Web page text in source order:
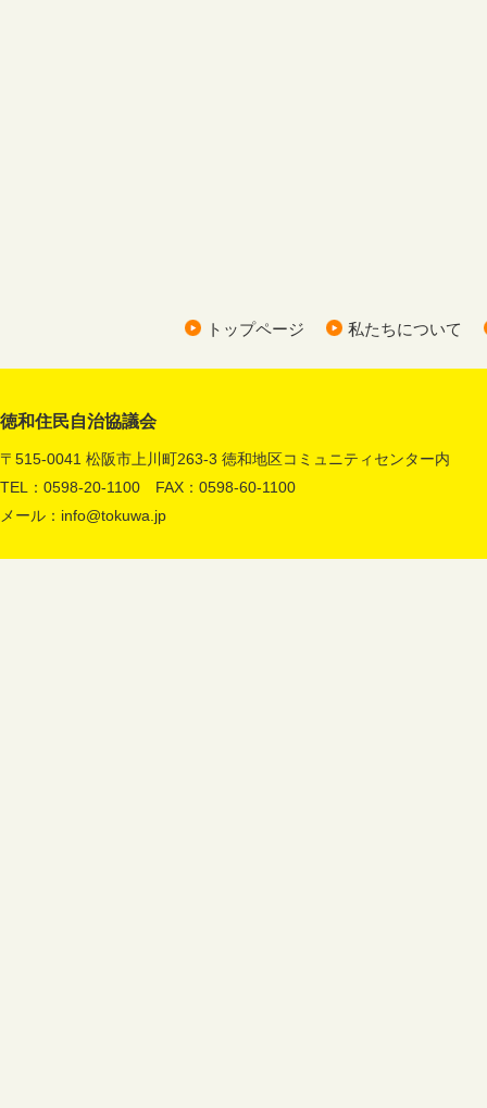
トップページ 私たちについて
徳和住民自治協議会
〒515-0041 松阪市上川町263-3 徳和地区コミュニティセンター内
TEL：0598-20-1100 FAX：0598-60-1100
メール： info@tokuwa.jp